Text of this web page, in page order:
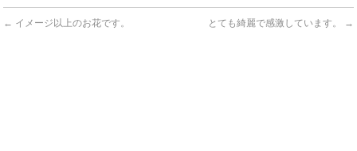
← イメージ以上のお花です。 とても綺麗で感激しています。 →